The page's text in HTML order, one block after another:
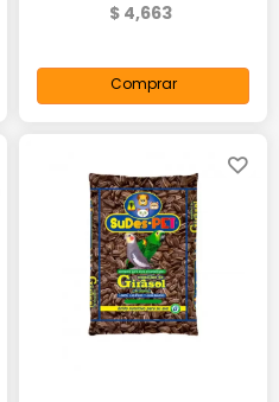
$ 4,663
Comprar